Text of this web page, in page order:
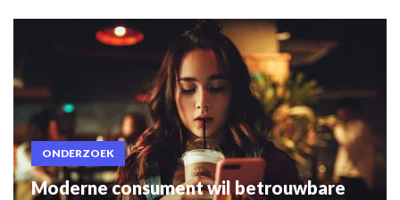
ONDERZOEK
Moderne consument wil betrouwbare